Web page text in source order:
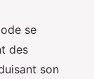
se
des
son